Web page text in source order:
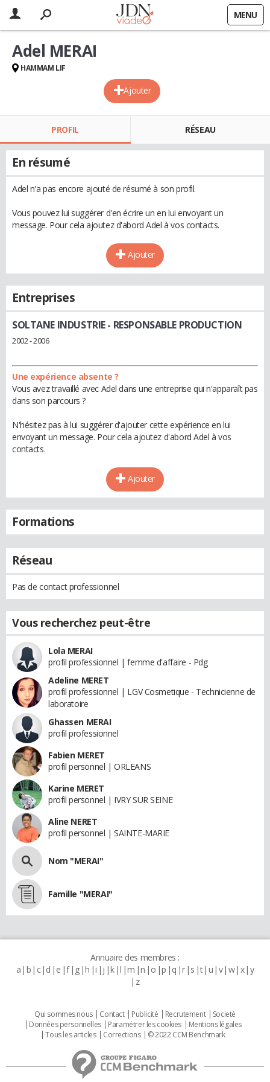
MENU
Ajouter
Adel MERAI
HAMMAM LIF
PROFIL RÉSEAU
En résumé
Adel n'a pas encore ajouté de résumé à son profil.
Vous pouvez lui suggérer d'en écrire un en lui envoyant un
message. Pour cela ajoutez d'abord Adel à vos contacts.
Ajouter
Entreprises
SOLTANE INDUSTRIE- RESPONSABLE PRODUCTION
2002 - 2006
Une expérience absente ?
Vous avez travaillé avec Adel dans une entreprise qui n'apparaît pas
dans son parcours ?
N'hésitez pas à lui suggérer d'ajouter cette expérience en lui
envoyant un message. Pour cela ajoutez d'abord Adel à vos
contacts.
Ajouter
Formations
Réseau
Pas de contact professionnel
Vous recherchez peut-être
Lola MERAI
profil professionnel | femme d'affaire - Pdg
Adeline MERET
profil professionnel | LGV Cosmetique - Technicienne de
laboratoire
Ghassen MERAI
profil professionnel
Fabien MERET
profil personnel | ORLEANS
Karine MERET
profil personnel | IVRY SUR SEINE
Aline NERET
profil personnel | SAINTE-MARIE
Nom "MERAI"
Famille "MERAI"
Annuaire des membres :
a b c d e f g h i j k l m n o p q r s t u v w x y
z
Qui sommes nous Contact Publicité Recrutement
Societé
Données personnelles
Paramétrer les cookies
Mentions légales
Tous les articles
Corrections © 2022 CCM Benchmark